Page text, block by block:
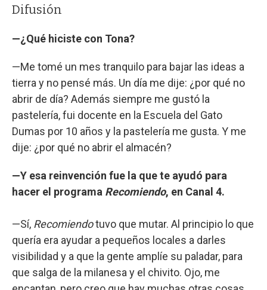
Difusión
—¿Qué hiciste con Tona?
—Me tomé un mes tranquilo para bajar las ideas a
tierra y no pensé más. Un día me dije: ¿por qué no
abrir de día? Además siempre me gustó la
pastelería, fui docente en la Escuela del Gato
Dumas por 10 años y la pastelería me gusta. Y me
dije: ¿por qué no abrir el almacén?
—Y esa reinvención fue la que te ayudó para
hacer el programa Recomiendo, en Canal 4.
—Sí, Recomiendotuvo que mutar. Al principio lo que
quería era ayudar a pequeños locales a darles
visibilidad y a que la gente amplíe su paladar, para
que salga de la milanesa y el chivito. Ojo, me